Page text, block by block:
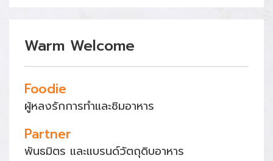
Warm Welcome
Foodie
ผู้หลงรักการทำและชิมอาหาร
Partner
พันธมิตร และแบรนด์วัตถุดิบอาหาร